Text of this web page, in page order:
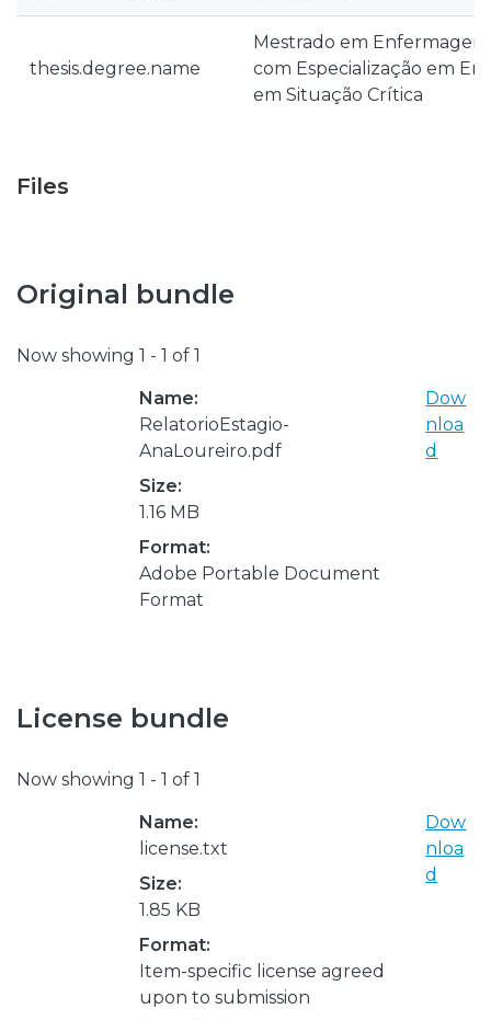
thesis.degree.name
Mestrado em
com Especialização em
em Situação Crítica
Files
Original bundle
Now showing 1 - 1 of 1
Name:
RelatorioEstagio-
AnaLoureiro.pdf
Size:
1.16 MB
Format:
Adobe Portable Document
Format
Dow
nloa
d
License bundle
Now showing 1 - 1 of 1
Name:
license.txt
Size:
1.85 KB
Format:
Item-specific license agreed
upon to submission
Dow
nloa
d